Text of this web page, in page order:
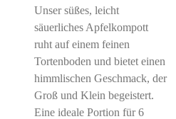
Unser süßes, leicht
säuerliches Apfelkompott
ruht auf einem feinen
Tortenboden und bietet einen
himmlischen Geschmack, der
Groß und Klein begeistert.
Eine ideale Portion für 6